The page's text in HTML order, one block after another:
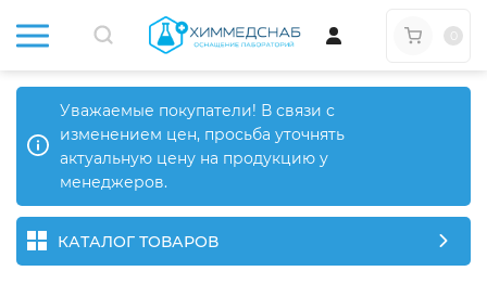
Уважаемые покупатели! В связи с
изменением цен, просьба уточнять
актуальную цену на продукцию у
менеджеров.
КАТАЛОГ ТОВАРОВ